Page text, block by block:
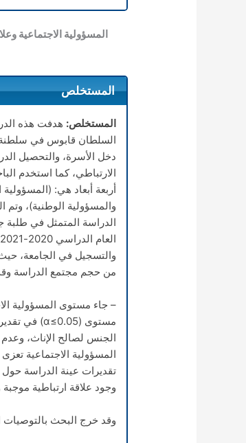
المسؤولية الاجتماعية
المستخلص
المستخلص: هدفت هذه
السلطان قابوس في سلطنة
دخل الأسرة، والتحصيل
أربعة أبعاد هي: (المسؤولية
والمسؤولية الوطنية)،
الدراسة المتمثل في طلبة
من حجم مجتمع الدراسة
– جاء مستوى المسؤولية
مستوى (
α≤0.05) في
الجنس لصالح الإناث، وعدم
المسؤولية الاجتماعية
تقديرات عينة الدراسة
وجود علاقة ارتباطية
وقد خرج البحث بالتوصيات